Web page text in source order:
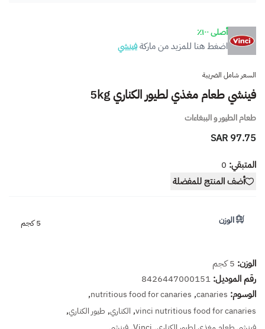
أصلى ١٠٠٪
اضغط هنا للمزيد من ماركةفينشي
السعر شامل الضريبة
فينشي طعام مغذي لطيور الكناري 5kg
طعام الطيور و الببغاءات
97.75 SAR
المتبقي: 0
أضف المنتج للمفضلة
الوزن 5 كجم
الوزن: 5 كجم
رقم الموديل: 8426447000151
الوسوم: canaries
,
nutritious food for canaries
,
vinci nutritious food for canaries
, الكناري, طيور الكناري,